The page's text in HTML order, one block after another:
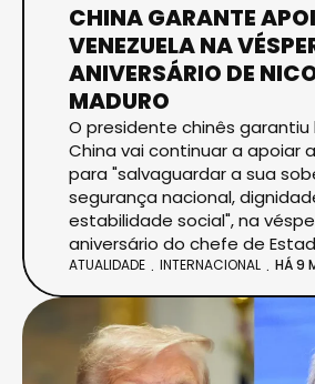
CHINA GARANTE
VENEZUELA NA
ANIVERSÁRIO DE
MADURO
O presidente chinês garantiu
China vai continuar a apoiar
para "salvaguardar a sua
segurança nacional,
estabilidade social", na
aniversário do chefe de
ATUALIDADE INTERNACIONAL HÁ 9